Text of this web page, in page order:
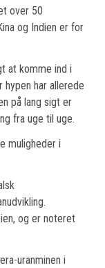
over 50
og Indien er for
at komme ind i
har allerede
på lang sigt er
fra uge til uge.
muligheder i
og er noteret
uranminen i